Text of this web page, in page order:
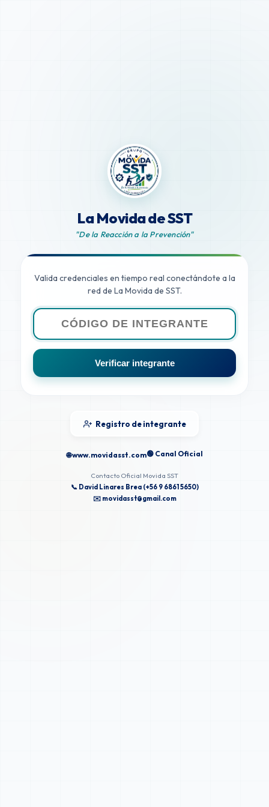
La Movida de SST
"De la Reacción a la Prevención"
Valida credenciales en tiempo real conectándote a la
red de La Movida de SST.
Verificar integrante
Registro de integrante
🌐 www.movidasst.com🟢 Canal Oficial
Contacto Oficial Movida SST
📞 David Linares Brea (+56 9 6861 5650)
✉️ movidasst@gmail.com